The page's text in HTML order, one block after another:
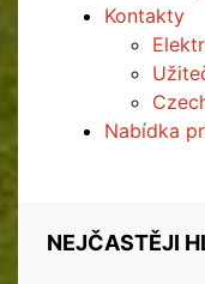
Kontakty
Nabídka
NEJČASTĚJI